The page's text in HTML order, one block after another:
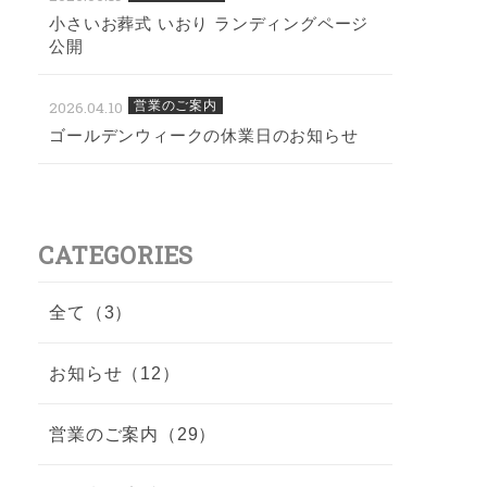
小さいお葬式 いおり ランディングページ
公開
2026.04.10 営業のご案内
ゴールデンウィークの休業日のお知らせ
CATEGORIES
全て（3）
お知らせ（12）
営業のご案内（29）